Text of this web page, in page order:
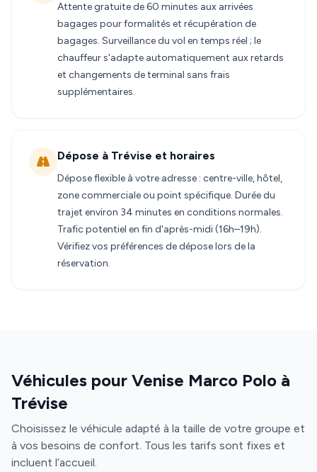
Attente gratuite de 60 minutes aux arrivées
bagages pour formalités et récupération de
bagages. Surveillance du vol en temps réel ; le
chauffeur s'adapte automatiquement aux retards
et changements de terminal sans frais
supplémentaires.
Dépose à Trévise et horaires
Dépose flexible à votre adresse : centre-ville, hôtel,
zone commerciale ou point spécifique. Durée du
trajet environ 34 minutes en conditions normales.
Trafic potentiel en fin d'après-midi (16h–19h).
Vérifiez vos préférences de dépose lors de la
réservation.
Véhicules pour Venise Marco Polo à
Trévise
Choisissez le véhicule adapté à la taille de votre groupe et
à vos besoins de confort. Tous les tarifs sont fixes et
incluent l’accueil.